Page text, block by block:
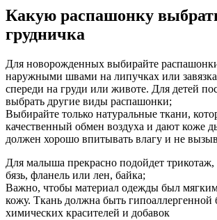
Какую распашонку
грудничка
Для новорожденных выбирайте
наружными швами на липучках или
спереди на груди или животе. Для детей
выбрать другие виды распашонки;
Выбирайте только натуральные ткани,
качественный обмен воздуха и дают коже
должен хорошо впитывать влагу и не
Для малыша прекрасно подойдет трикотаж,
бязь, фланель или лен, байка;
Важно, чтобы материал одежды был
кожу. Ткань должна быть гипоаллергенной
химических красителей и добавок